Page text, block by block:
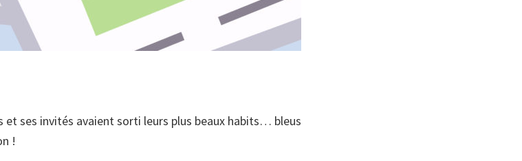
et ses invités avaient sorti leurs plus beaux habits… bleus
!